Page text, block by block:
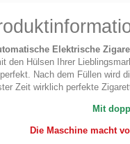
Elektrische
den Hülsen Ihrer
Nach dem Füllen wird
Zeit wirklich perfekte
Mit
Die Maschine macht